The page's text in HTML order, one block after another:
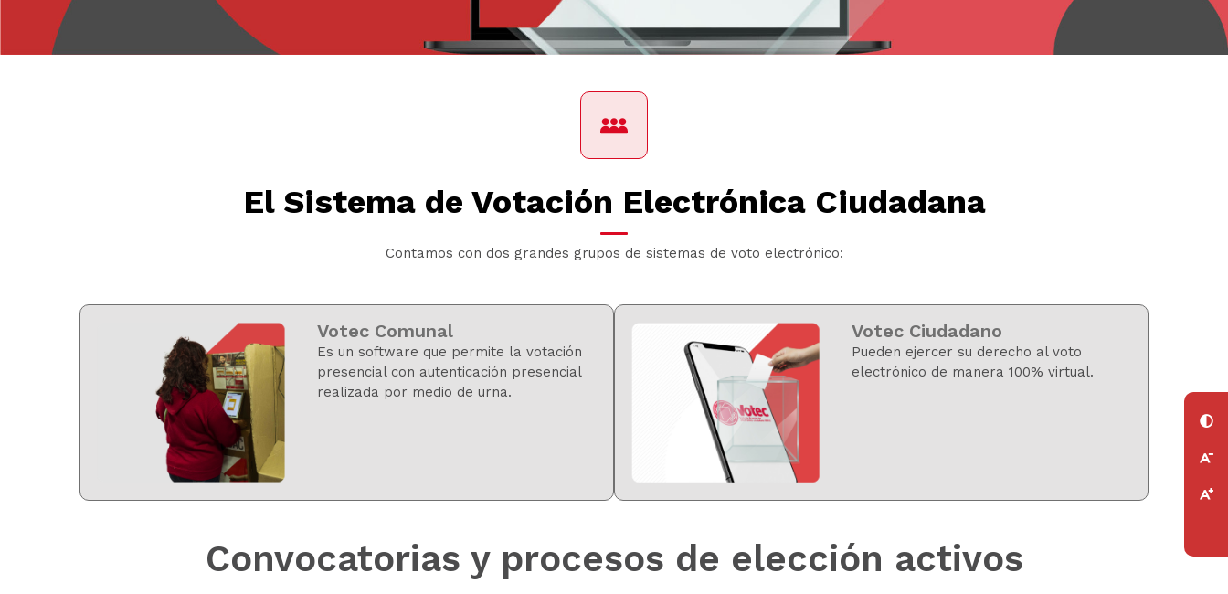
El Sistema de Votación Electrónica Ciudadana
Contamos con dos grandes grupos de sistemas de voto electrónico:
Votec Comunal
Es un software que permite la votación
presencial con autenticación presencial
realizada por medio de urna.
Votec Ciudadano
Pueden ejercer su derecho al voto
electrónico de manera 100% virtual.
Convocatorias y procesos de elección activos